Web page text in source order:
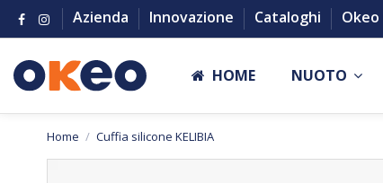
Azienda Innovazione Cataloghi Okeo
HOME NUOTO
Home Cuffia silicone KELIBIA